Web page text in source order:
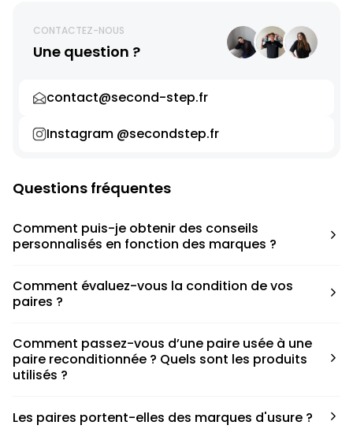
CONTACTEZ-NOUS
Une question ?
contact@second-step.fr
Instagram @secondstep.fr
Questions fréquentes
Comment puis-je obtenir des conseils
personnalisés en fonction des marques ?
pour déterminer la taille appropriée, que ce soit une taille
en dessous, au-dessus ou correspondant à votre taille
Comment évaluez-vous la condition de vos
paires ?
défauts spécifiques de chaque paire.
Comment passez-vous d’une paire usée à une
paire reconditionnée ? Quels sont les produits
utilisés ?
ont fait de cette passion leur métier afin de reconditionner
Les paires portent-elles des marques d'usure ?